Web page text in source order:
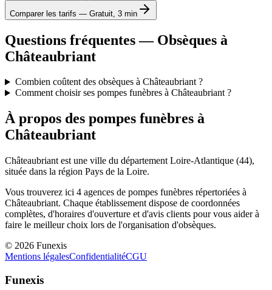
Comparer les tarifs — Gratuit, 3 min
Questions fréquentes — Obsèques à
Châteaubriant
Combien coûtent des obsèques à Châteaubriant ?
Comment choisir ses pompes funèbres à Châteaubriant ?
À propos des pompes funèbres à
Châteaubriant
Châteaubriant est une ville du département Loire-Atlantique (44),
située dans la région Pays de la Loire.
Vous trouverez ici 4 agences de pompes funèbres répertoriées à
Châteaubriant. Chaque établissement dispose de coordonnées
complètes, d'horaires d'ouverture et d'avis clients pour vous aider à
faire le meilleur choix lors de l'organisation d'obsèques.
© 2026 Funexis
Mentions légalesConfidentialitéCGU
Funexis